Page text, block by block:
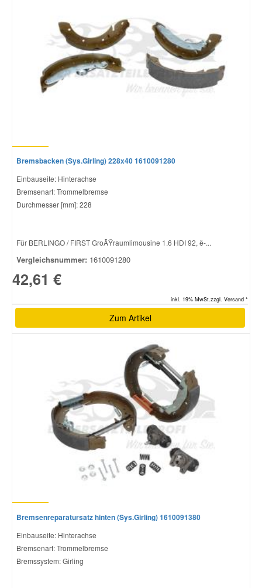
Bremsbacken (Sys.Girling) 228x40 1610091280
Einbauseite: Hinterachse
Bremsenart: Trommelbremse
Durchmesser [mm]: 228
Für BERLINGO / FIRST GroÃŸraumlimousine 1.6 HDI 92, ë-...
Vergleichsnummer: 1610091280
42,61 €
inkl. 19% MwSt.zzgl. Versand *
Zum Artikel
Bremsenreparatursatz hinten (Sys.Girling) 1610091380
Einbauseite: Hinterachse
Bremsenart: Trommelbremse
Bremssystem: Girling
Mitsubishi Ersatzteile
Nissan Ersatzteile
Skoda Ersatzteile
Toyota Ersatzteile